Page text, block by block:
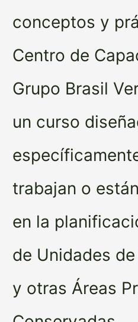
conceptos y
Centro de
Grupo Brasil
un curso
trabajan o
en la
de Unidades
y otras Áreas